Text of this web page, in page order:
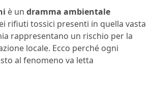
è un dramma ambientale
rifiuti tossici presenti in quella vasta
rappresentano un rischio per la
locale. Ecco perché ogni
al fenomeno va letta